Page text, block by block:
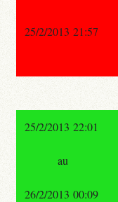
25/2/2013 21:57
25/2/2013 22:01
au
26/2/2013 00:09